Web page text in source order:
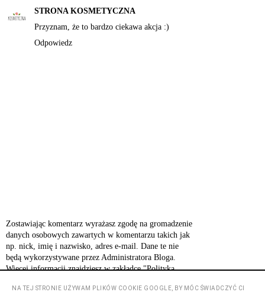
STRONA KOSMETYCZNA
Przyznam, że to bardzo ciekawa akcja :)
Odpowiedz
Zostawiając komentarz wyrażasz zgodę na gromadzenie
danych osobowych zawartych w komentarzu takich jak
np. nick, imię i nazwisko, adres e-mail. Dane te nie
będą wykorzystywane przez Administratora Bloga.
Więcej informacji znajdziesz w zakładce "Polityka
NA TEJ STRONIE UŻYWAM PLIKÓW COOKIE GOOGLE, BY MÓC ŚWIADCZYĆ CI